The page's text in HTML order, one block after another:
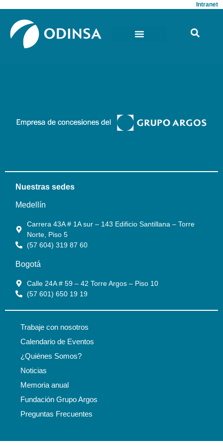
Intranet
Nuestras sedes
Medellín
Carrera 43A # 1A sur – 143 Edificio Santillana – Torre
Norte, Piso 5
(57 604) 319 87 60
Bogotá
Calle 24A # 59 – 42 Torre Argos – Piso 10
(57 601) 650 19 19
Trabaje con nosotros
Calendario de Eventos
¿Quiénes Somos?
Noticias
Memoria anual
Fundación Grupo Argos
Preguntas Frecuentes